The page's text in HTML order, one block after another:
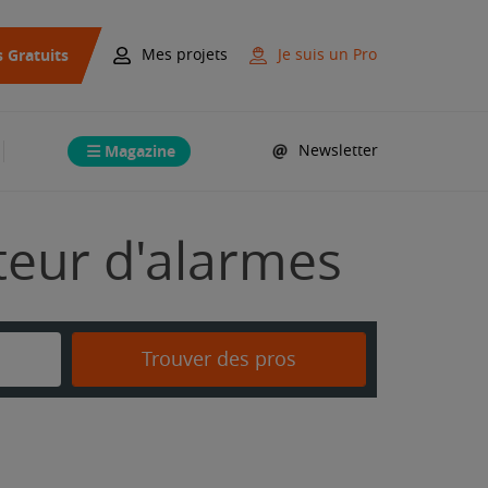
Gratuits Mes projets Je suis un Pro
Magazine Newsletter
d'alarmes
Trouver des pros